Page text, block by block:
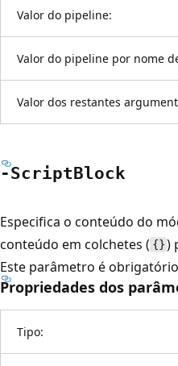
Valor do pipeline:
Valor do pipeline por nome
Valor dos restantes
-ScriptBlock
Especifica o conteúdo do
conteúdo em colchetes ( {} )
Este parâmetro é
Propriedades dos
Tipo: